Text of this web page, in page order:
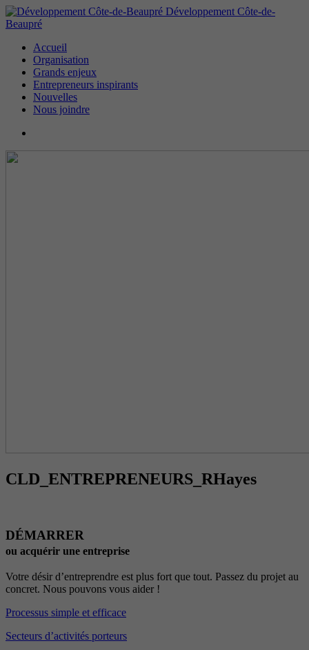
Développement Côte-de-
Beaupré
Accueil
Organisation
Grands enjeux
Entrepreneurs inspirants
Nouvelles
Nous joindre
CLD_ENTREPRENEURS_RHayes
DÉMARRER
ou acquérir une entreprise
Votre désir d’entreprendre est plus fort que tout. Passez du projet au
concret. Nous pouvons vous aider !
Processus simple et efficace
Secteurs d’activités porteurs